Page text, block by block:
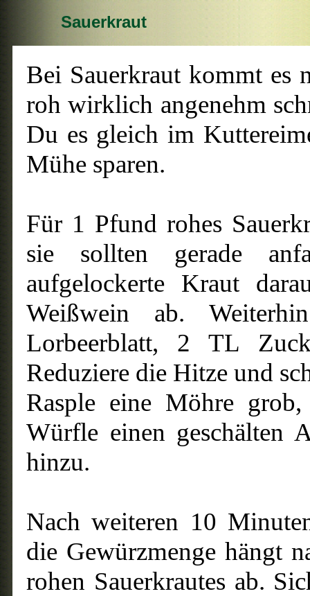
Sauerkraut
Bei Sauerkraut kommt es
roh wirklich angenehm
Du es gleich im
Mühe sparen.
Für 1 Pfund rohes
sie sollten gerade
aufgelockerte Kraut
Weißwein ab.
Lorbeerblatt, 2 TL
Reduziere die Hitze und
Rasple eine Möhre
Würfle einen geschälten
hinzu.
Nach weiteren 10
die Gewürzmenge hängt
rohen Sauerkrautes ab.